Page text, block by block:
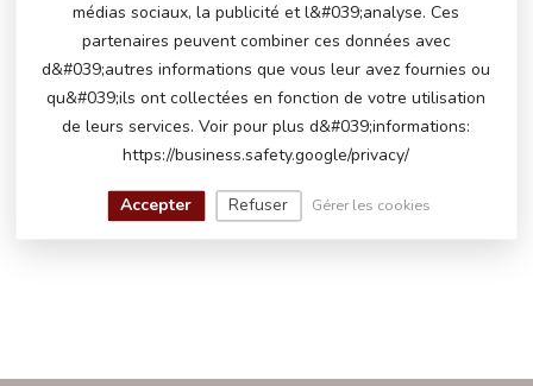
médias sociaux, la publicité et l&#039;analyse. Ces
partenaires peuvent combiner ces données avec
d&#039;autres informations que vous leur avez fournies ou
qu&#039;ils ont collectées en fonction de votre utilisation
de leurs services. Voir pour plus d&#039;informations:
https://business.safety.google/privacy/
Accepter Refuser Gérer les cookies